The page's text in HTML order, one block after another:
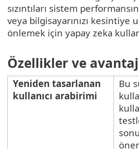
sızıntıları sistem
veya bilgisayarınızı kesintiye
önlemek için yapay zeka
Özellikler ve
Yeniden tasarlanan
kullanıcı arabirimi
Bu